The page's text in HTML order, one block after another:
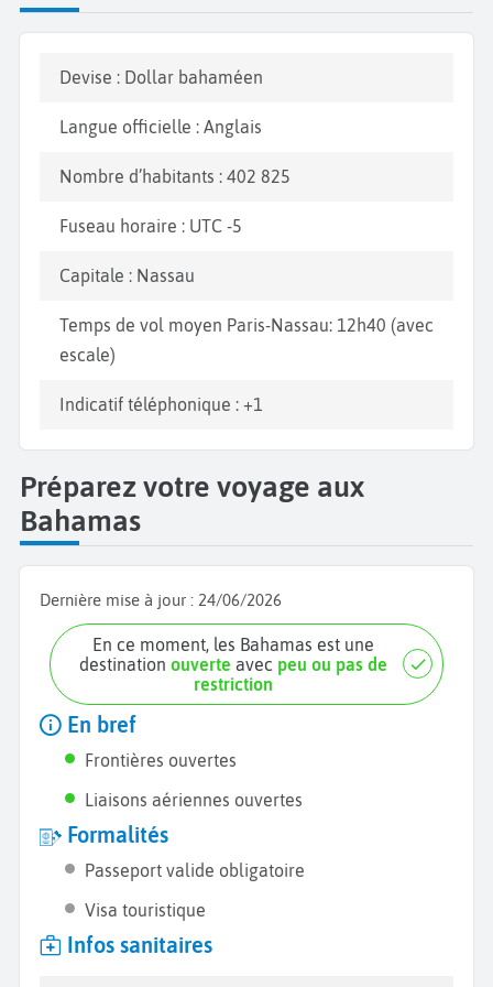
plages comme celle du Tropic of Cancer Beach aussi
observer des animaux dans leur état naturel comme
tortues marines. Les plongeurs aimeront découvrir
les profondeurs autour des îles de Bimini,célèbres
dit aussi que la fontaine de jouvence se trouverait
maximum de cette destination paradisiaque et de
ses trésors naturels, louez un bateau pour faire le
tour des îles. Ne quittez pas les Bahamas sans avoir
une soupe aux pois comprenant des boulettes de
grillé.
Devise : Dollar bahaméen
Langue officielle : Anglais
Nombre d’habitants : 402 825
Fuseau horaire : UTC -5
Capitale : Nassau
Temps de vol moyen Paris-Nassau: 12h40 (avec
escale)
Indicatif téléphonique : +1
Préparez votre voyage aux
Bahamas
Dernière mise à jour : 24/06/2026
En ce moment, les Bahamas est une
destinationouverte avec peu ou pas de
restriction
En bref
Frontières ouvertes
Liaisons aériennes ouvertes
Formalités
Passeport valide obligatoire
Visa touristique
Infos sanitaires